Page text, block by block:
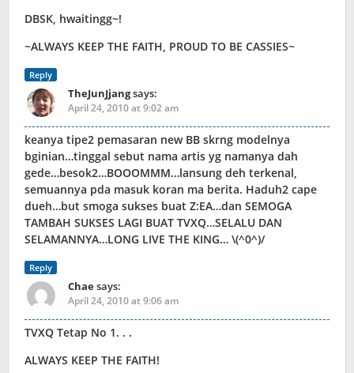
DBSK, hwaitingg~!
~ALWAYS KEEP THE FAITH, PROUD TO BE CASSIES~
Reply
TheJunJjangsays:
April 24, 2010 at 9:02 am
keanya tipe2 pemasaran new BB skrng modelnya
bginian…tinggal sebut nama artis yg namanya dah
gede…besok2…BOOOMMM…lansung deh terkenal,
semuannya pda masuk koran ma berita. Haduh2 cape
dueh…but smoga sukses buat Z:EA…dan SEMOGA
TAMBAH SUKSES LAGI BUAT TVXQ…SELALU DAN
SELAMANNYA…LONG LIVE THE KING… \(^0^)/
Reply
Chaesays:
April 24, 2010 at 9:06 am
TVXQ Tetap No 1. . .
ALWAYS KEEP THE FAITH!